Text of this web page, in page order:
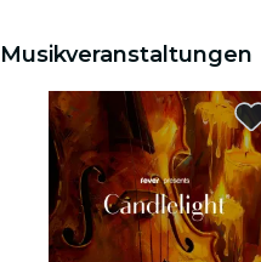
Musikveranstaltungen